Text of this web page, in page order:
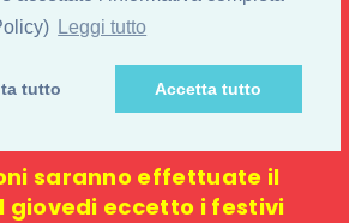
Leggi tutto
tutto Accetta tutto
100% online: nessun
fisico o punto di ritiro
in Italia con spesa minima di
saranno effettuate il
giovedi eccetto i festivi